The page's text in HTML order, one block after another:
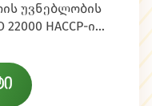
უვნებლობის
HACCP-ის
მა.
და
გარანტიაა.
მუშაობს